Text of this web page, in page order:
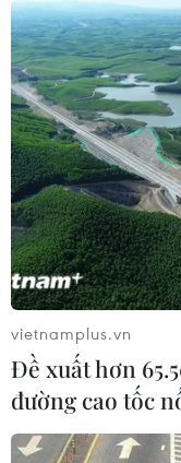
vietnamplus.vn
Đề xuất hơn
đường cao tốc